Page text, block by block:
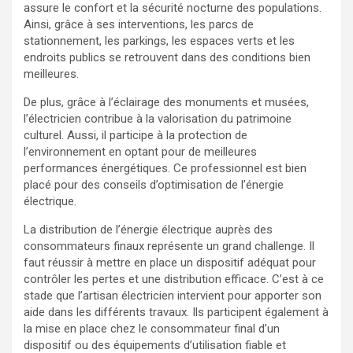
assure le confort et la sécurité nocturne des populations.
Ainsi, grâce à ses interventions, les parcs de
stationnement, les parkings, les espaces verts et les
endroits publics se retrouvent dans des conditions bien
meilleures.
De plus, grâce à l’éclairage des monuments et musées,
l’électricien contribue à la valorisation du patrimoine
culturel. Aussi, il participe à la protection de
l’environnement en optant pour de meilleures
performances énergétiques. Ce professionnel est bien
placé pour des conseils d’optimisation de l’énergie
électrique.
La distribution de l’énergie électrique auprès des
consommateurs finaux représente un grand challenge. Il
faut réussir à mettre en place un dispositif adéquat pour
contrôler les pertes et une distribution efficace. C’est à ce
stade que l’artisan électricien intervient pour apporter son
aide dans les différents travaux. Ils participent également à
la mise en place chez le consommateur final d’un
dispositif ou des équipements d’utilisation fiable et